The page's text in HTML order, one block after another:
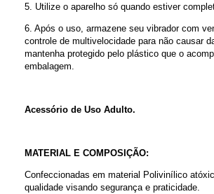
5. Utilize o aparelho só quando estiver
6. Após o uso, armazene seu vibrador com
controle de multivelocidade para não causar
mantenha protegido pelo plástico que o
embalagem.
Acessório de Uso Adulto.
MATERIAL E COMPOSIÇÃO:
Confeccionadas em material Polivinílico
qualidade visando segurança e praticidade.